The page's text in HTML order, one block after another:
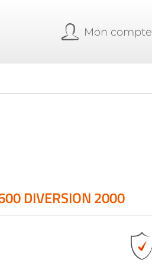
Mon compte
DIVERSION 2000